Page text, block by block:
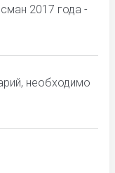
2017 года -
необходимо